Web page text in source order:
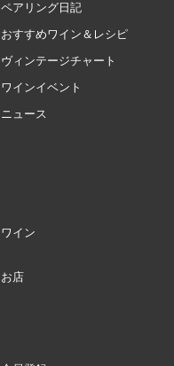
ペアリング日記
おすすめワイン＆レシピ
ヴィンテージチャート
ワインイベント
ニュース
ワイン
お店